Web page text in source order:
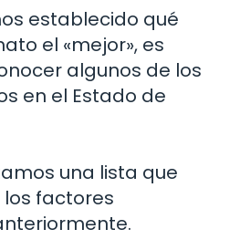
establecido qué
el «mejor», es
algunos de los
en el Estado de
una lista que
factores